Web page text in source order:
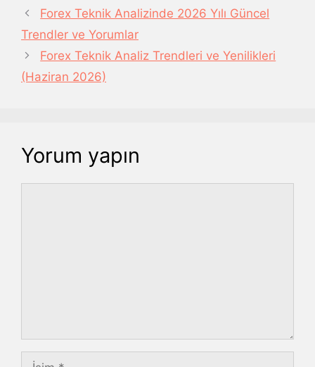
Forex Teknik Analizinde 2026 Yılı Güncel
Trendler ve Yorumlar
Forex Teknik Analiz Trendleri ve Yenilikleri
(Haziran 2026)
Yorum yapın
İsim